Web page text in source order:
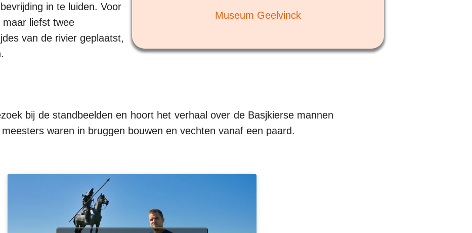
in te luiden. Voor
liefst twee
van de rivier geplaatst,
Museum Geelvinck
bij de standbeelden en hoort het verhaal over de Basjkierse mannen
waren in bruggen bouwen en vechten vanaf een paard.